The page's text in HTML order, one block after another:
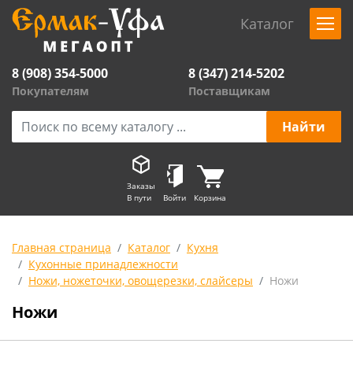
Каталог
8 (908) 354-5000
Покупателям
8 (347) 214-5202
Поставщикам
Заказы
В пути
Войти Корзина
Главная страница Каталог
Кухня
Кухонные принадлежности
Ножи, ножеточки, овощерезки, слайсеры
Ножи
Ножи